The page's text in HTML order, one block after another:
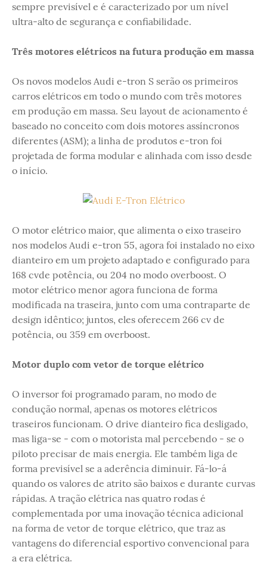
sempre previsível e é caracterizado por um nível
ultra-alto de segurança e confiabilidade.
Três motores elétricos na futura produção em massa
Os novos modelos Audi e-tron S serão os primeiros
carros elétricos em todo o mundo com três motores
em produção em massa. Seu layout de acionamento é
baseado no conceito com dois motores assíncronos
diferentes (ASM); a linha de produtos e-tron foi
projetada de forma modular e alinhada com isso desde
o início.
O motor elétrico maior, que alimenta o eixo traseiro
nos modelos Audi e-tron 55, agora foi instalado no eixo
dianteiro em um projeto adaptado e configurado para
168 cvde potência, ou 204 no modo overboost. O
motor elétrico menor agora funciona de forma
modificada na traseira, junto com uma contraparte de
design idêntico; juntos, eles oferecem 266 cv de
potência, ou 359 em overboost.
Motor duplo com vetor de torque elétrico
O inversor foi programado param, no modo de
condução normal, apenas os motores elétricos
traseiros funcionam. O drive dianteiro fica desligado,
mas liga-se - com o motorista mal percebendo - se o
piloto precisar de mais energia. Ele também liga de
forma previsível se a aderência diminuir. Fá-lo-á
quando os valores de atrito são baixos e durante curvas
rápidas. A tração elétrica nas quatro rodas é
complementada por uma inovação técnica adicional
na forma de vetor de torque elétrico, que traz as
vantagens do diferencial esportivo convencional para
a era elétrica.